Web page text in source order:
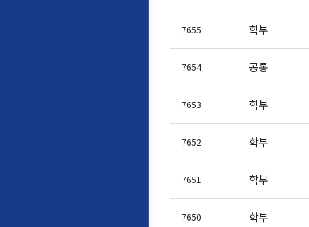
7655 학부
7654 공통
7653 학부
7652 학부
7651 학부
7650 학부